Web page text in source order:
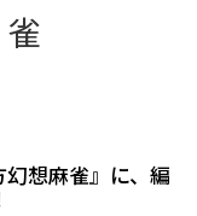
想麻雀』に、編